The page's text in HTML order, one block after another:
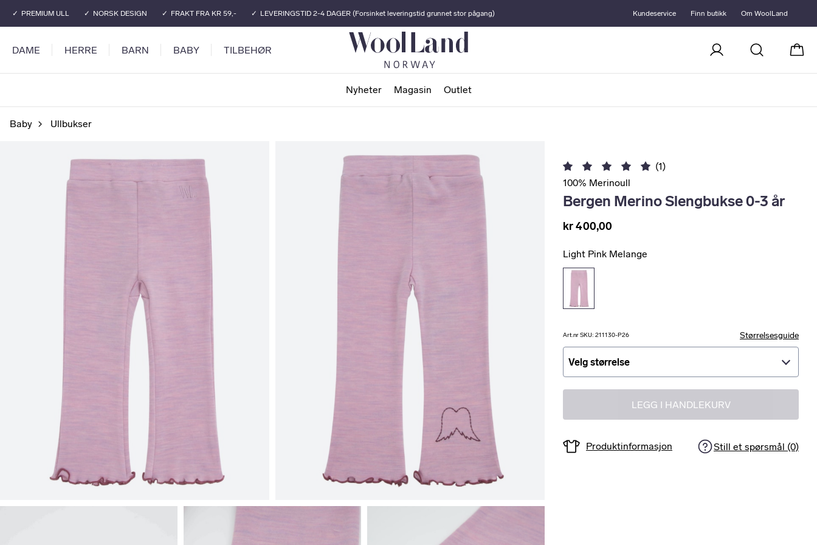
PREMIUM ULL NORSK DESIGN FRAKT FRA KR 59,- LEVERINGSTID 2-4 DAGER (Forsinket leveringstid grunnet stor pågang)
DAME HERRE BARN BABY TILBEHØR
Nyheter Magasin Outlet
Kundeservice Finn butikk Om WoolLand
Baby Ullbukser
(1)
100% Merinoull
Bergen Merino Slengbukse 0-3 år
kr 400,00
Light Pink Melange
Art.nr SKU: 211130-P26 Størrelsesguide
Velg størrelse
LEGG I HANDLEKURV
Produktinformasjon Still et spørsmål (0)